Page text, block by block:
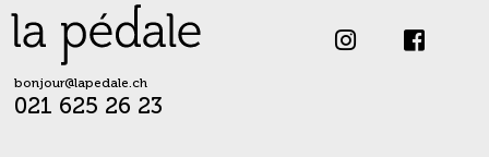
Skip
content
bonjour@lapedale.ch
021 625 26 23